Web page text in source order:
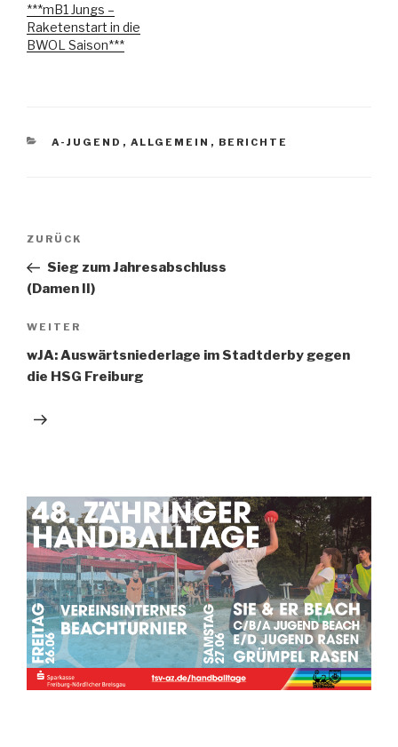
***mB1 Jungs –
Raketenstart in die
BWOL Saison***
A-JUGEND , ALLGEMEIN , BERICHTE
ZURÜCK
Sieg zum Jahresabschluss
(Damen II)
WEITER
wJA: Auswärtsniederlage im Stadtderby gegen
die HSG Freiburg